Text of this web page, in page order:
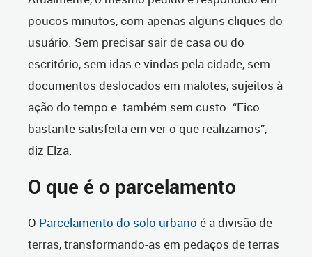
poucos minutos, com apenas alguns cliques do
usuário. Sem precisar sair de casa ou do
escritório, sem idas e vindas pela cidade, sem
documentos deslocados em malotes, sujeitos à
ação do tempo e também sem custo. “Fico
bastante satisfeita em ver o que realizamos”,
diz Elza.
O que é o parcelamento
O Parcelamento do solo urbano é a divisão de
terras, transformando-as em pedaços de terras